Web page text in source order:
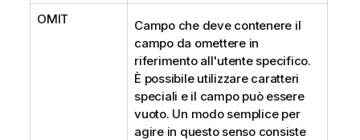
OMIT
Campo che deve contenere il
campo da omettere in
riferimento all'utente specifico.
È possibile utilizzare caratteri
speciali e il campo può essere
vuoto. Un modo semplice per
agire in questo senso consiste